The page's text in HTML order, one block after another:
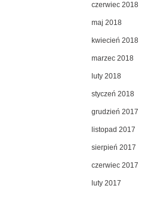
czerwiec 2018
maj 2018
kwiecień 2018
marzec 2018
luty 2018
styczeń 2018
grudzień 2017
listopad 2017
sierpień 2017
czerwiec 2017
luty 2017